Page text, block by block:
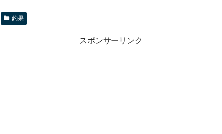
釣果
スポンサーリンク